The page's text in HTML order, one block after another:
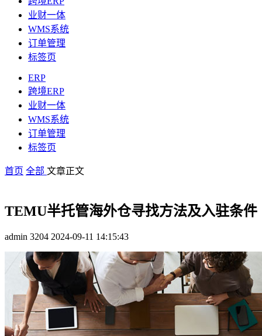
业财一体
WMS系统
订单管理
标签页
ERP
跨境ERP
业财一体
WMS系统
订单管理
标签页
首页 全部 文章正文
TEMU半托管海外仓寻找方法及入驻条件
admin 3204 2024-09-11 14:15:43